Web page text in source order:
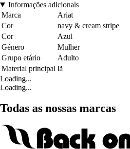
Informações adicionais
Marca
Ariat
Cor
navy & cream stripe
Cor
Azul
Género
Mulher
Grupo etário
Adulto
Material principal lã
Loading...
Loading...
Todas as nossas marcas